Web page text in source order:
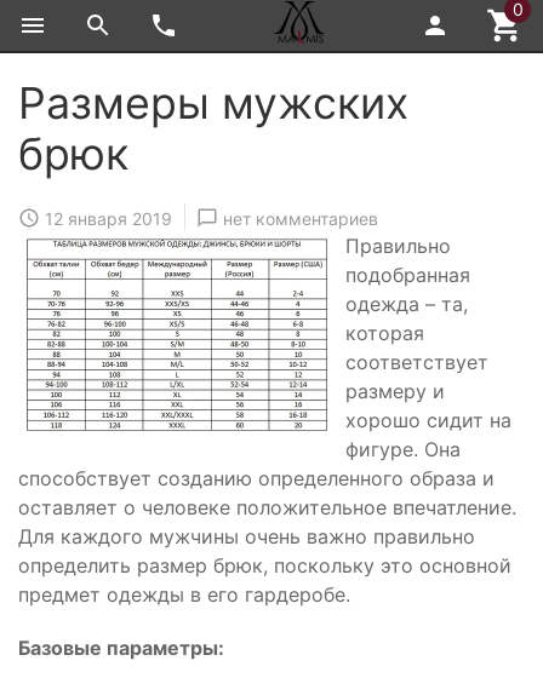
0
Размеры мужских
брюк
12 января 2019 нет комментариев
Правильно
подобранная
одежда – та,
которая
соответствует
размеру и
хорошо сидит на
фигуре. Она
способствует созданию определенного образа и
оставляет о человеке положительное впечатление.
Для каждого мужчины очень важно правильно
определить размер брюк, поскольку это основной
предмет одежды в его гардеробе.
Базовые параметры: